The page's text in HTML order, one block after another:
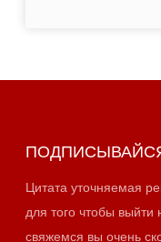
Цитата уточняемая
для того чтобы